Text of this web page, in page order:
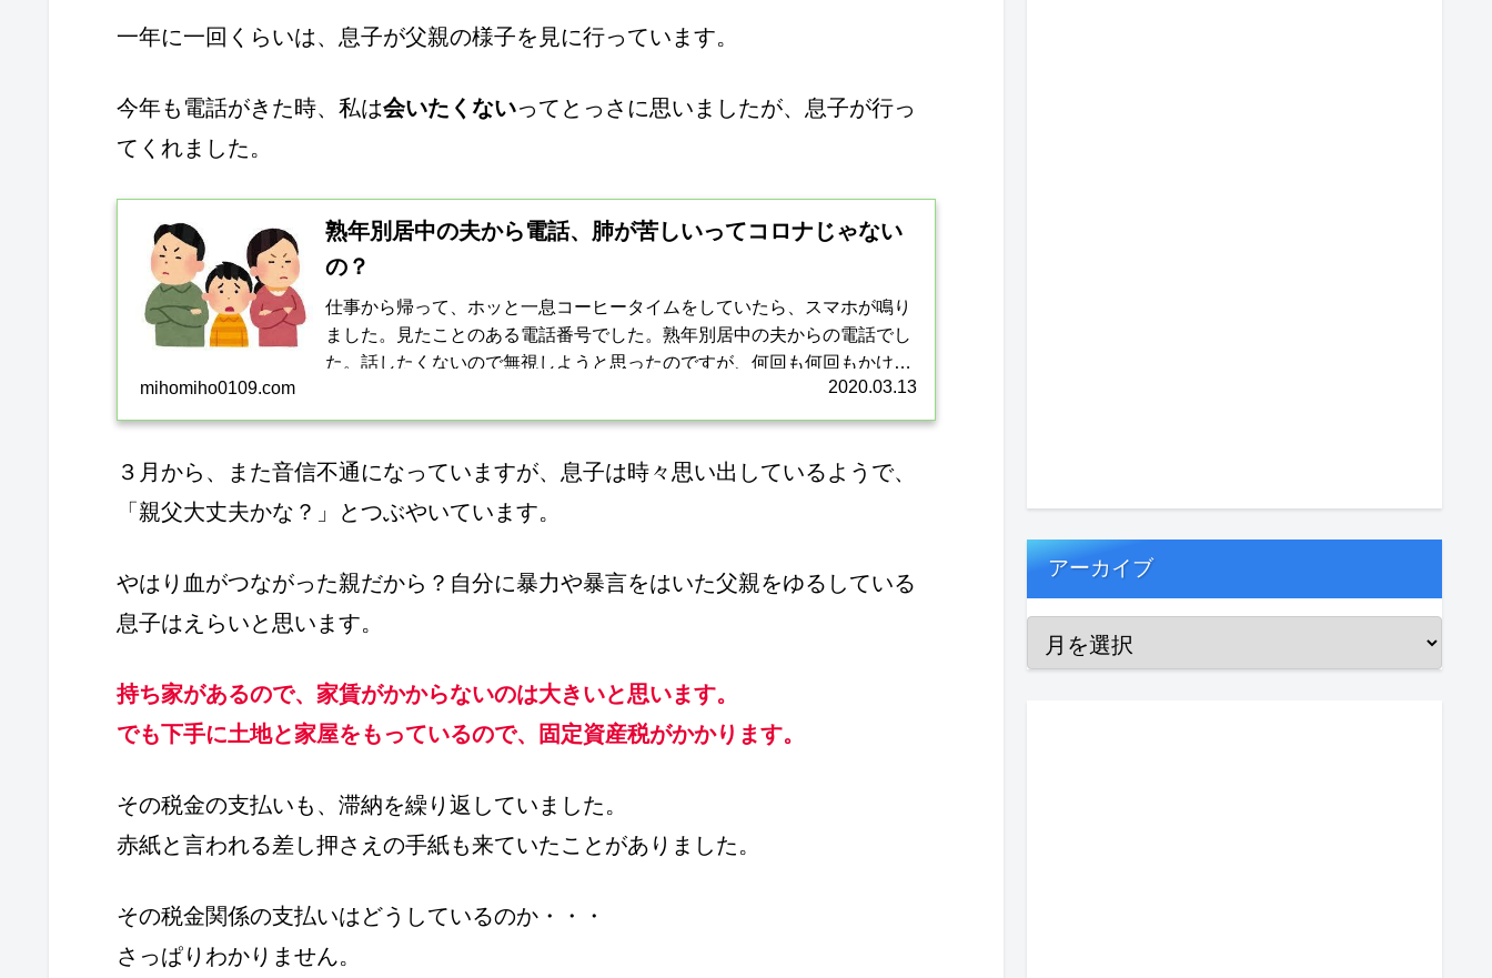
一年に一回くらいは、息子が父親の様子を見に行っています。
今年も電話がきた時、私は会いたくないってとっさに思いましたが、息子が行っ
てくれました。
熟年別居中の夫から電話、肺が苦しいってコロナじゃない
の？
仕事から帰って、ホッと一息コーヒータイムをしていたら、スマホが鳴り
ました。見たことのある電話番号でした。熟年別居中の夫からの電話でし
た。話したくないので無視しようと思ったのですが、何回も何回もかけて
mihomiho0109.com 2020.03.13
３月から、また音信不通になっていますが、息子は時々思い出しているようで、
「親父大丈夫かな？」とつぶやいています。
やはり血がつながった親だから？自分に暴力や暴言をはいた父親をゆるしている
息子はえらいと思います。
持ち家があるので、家賃がかからないのは大きいと思います。
でも下手に土地と家屋をもっているので、固定資産税がかかります。
その税金の支払いも、滞納を繰り返していました。
赤紙と言われる差し押さえの手紙も来ていたことがありました。
その税金関係の支払いはどうしているのか・・・
さっぱりわかりません。
アーカイブ